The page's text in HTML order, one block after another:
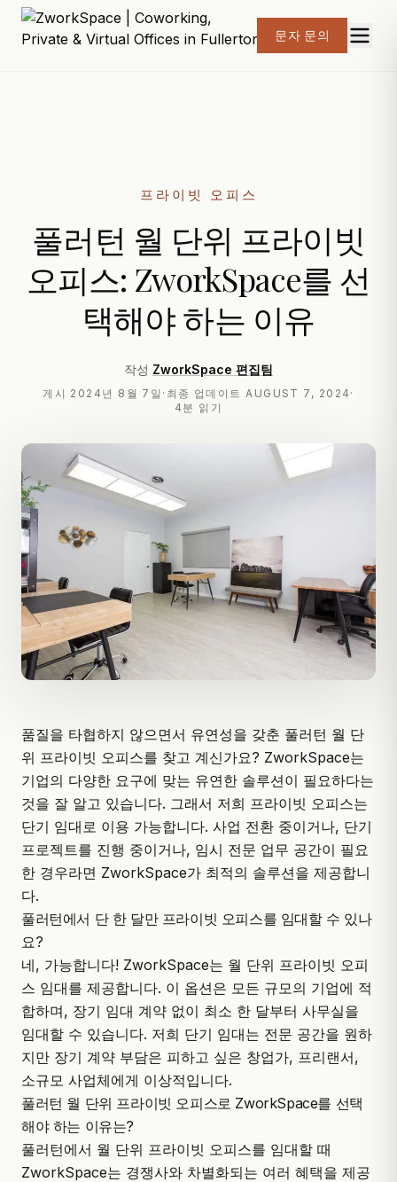
문자 문의
프라이빗 오피스
풀러턴 월 단위 프라이빗
오피스: ZworkSpace를 선
택해야 하는 이유
작성 ZworkSpace 편집팀
게시 2024년 8월 7일 · 최종 업데이트AUGUST 7, 2024 ·
4분 읽기
품질을 타협하지 않으면서 유연성을 갖춘 풀러턴 월 단
위 프라이빗 오피스를 찾고 계신가요? ZworkSpace는
기업의 다양한 요구에 맞는 유연한 솔루션이 필요하다는
것을 잘 알고 있습니다. 그래서 저희 프라이빗 오피스는
단기 임대로 이용 가능합니다. 사업 전환 중이거나, 단기
프로젝트를 진행 중이거나, 임시 전문 업무 공간이 필요
한 경우라면 ZworkSpace가 최적의 솔루션을 제공합니
다.
풀러턴에서 단 한 달만 프라이빗 오피스를 임대할 수 있나
요?
네, 가능합니다! ZworkSpace는 월 단위 프라이빗 오피
스 임대를 제공합니다. 이 옵션은 모든 규모의 기업에 적
합하며, 장기 임대 계약 없이 최소 한 달부터 사무실을
임대할 수 있습니다. 저희 단기 임대는 전문 공간을 원하
지만 장기 계약 부담은 피하고 싶은 창업가, 프리랜서,
소규모 사업체에게 이상적입니다.
풀러턴 월 단위 프라이빗 오피스로 ZworkSpace를 선택
해야 하는 이유는?
풀러턴에서 월 단위 프라이빗 오피스를 임대할 때
ZworkSpace는 경쟁사와 차별화되는 여러 혜택을 제공